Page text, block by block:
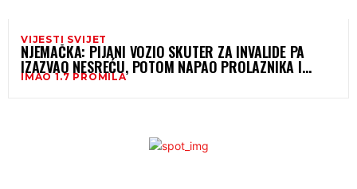
VIJESTI SVIJET
NJEMAČKA: PIJANI VOZIO SKUTER ZA INVALIDE PA
IZAZVAO NESREĆU, POTOM NAPAO PROLAZNIKA I
POLICIJU
IMAO 1.7 PROMILA